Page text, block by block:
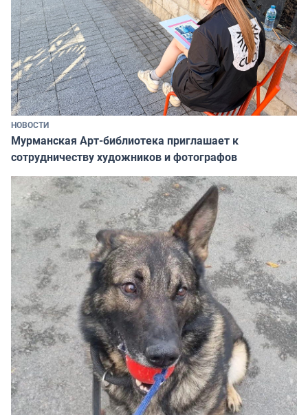
НОВОСТИ
Мурманская Арт-библиотека приглашает к
сотрудничеству художников и фотографов